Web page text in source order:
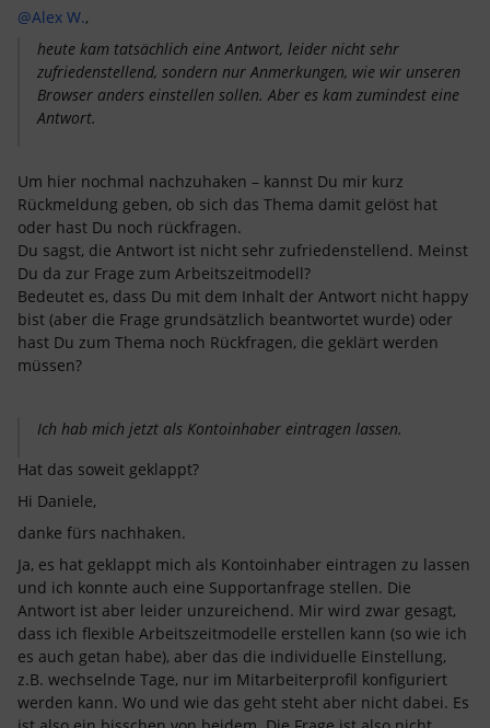
@Alex W.,
heute kam tatsächlich eine Antwort, leider nicht sehr
zufriedenstellend, sondern nur Anmerkungen, wie wir unseren
Browser anders einstellen sollen. Aber es kam zumindest eine
Antwort.
Um hier nochmal nachzuhaken – kannst Du mir kurz
Rückmeldung geben, ob sich das Thema damit gelöst hat
oder hast Du noch rückfragen.
Du sagst, die Antwort ist nicht sehr zufriedenstellend. Meinst
Du da zur Frage zum Arbeitszeitmodell?
Bedeutet es, dass Du mit dem Inhalt der Antwort nicht happy
bist (aber die Frage grundsätzlich beantwortet wurde) oder
hast Du zum Thema noch Rückfragen, die geklärt werden
müssen?
Ich hab mich jetzt als Kontoinhaber eintragen lassen.
Hat das soweit geklappt?
Hi Daniele,
danke fürs nachhaken.
Ja, es hat geklappt mich als Kontoinhaber eintragen zu lassen
und ich konnte auch eine Supportanfrage stellen. Die
Antwort ist aber leider unzureichend. Mir wird zwar gesagt,
dass ich flexible Arbeitszeitmodelle erstellen kann (so wie ich
es auch getan habe), aber das die individuelle Einstellung,
z.B. wechselnde Tage, nur im Mitarbeiterprofil konfiguriert
werden kann. Wo und wie das geht steht aber nicht dabei. Es